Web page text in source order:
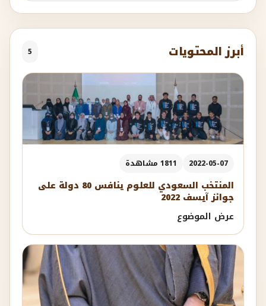
أبرز المحتويات 5
2022-05-07 1811 مشاهدة
المنتخب السعودي للعلوم ينافس 80 دولة على
جوائز آيسف 2022
عرض الموضوع